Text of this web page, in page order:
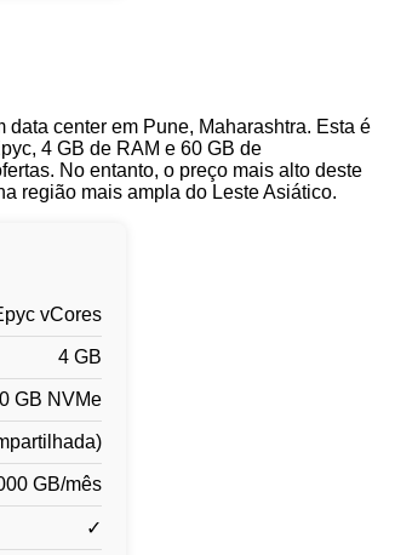
data center em Pune, Maharashtra. Esta é
4 GB de RAM e 60 GB de
No entanto, o preço mais alto deste
região mais ampla do Leste Asiático.
vCores
4 GB
GB NVMe
GB/mês
✓